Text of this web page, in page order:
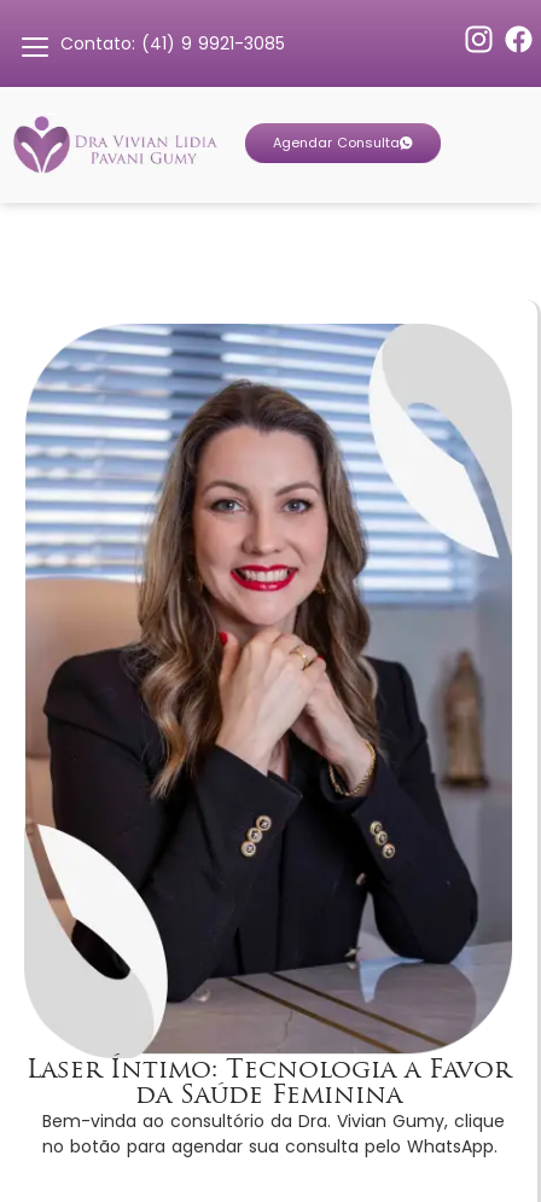
Contato: (41) 9 9921-3085
Agendar Consulta
Laser Íntimo: Tecnologia a Favor
da Saúde Feminina
Bem-vinda ao consultório da Dra. Vivian Gumy, clique
no botão para agendar sua consulta pelo WhatsApp.